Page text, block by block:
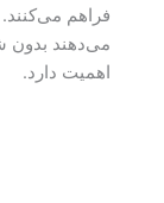
فراهم
می‌دهند بدون
اهمیت دارد.